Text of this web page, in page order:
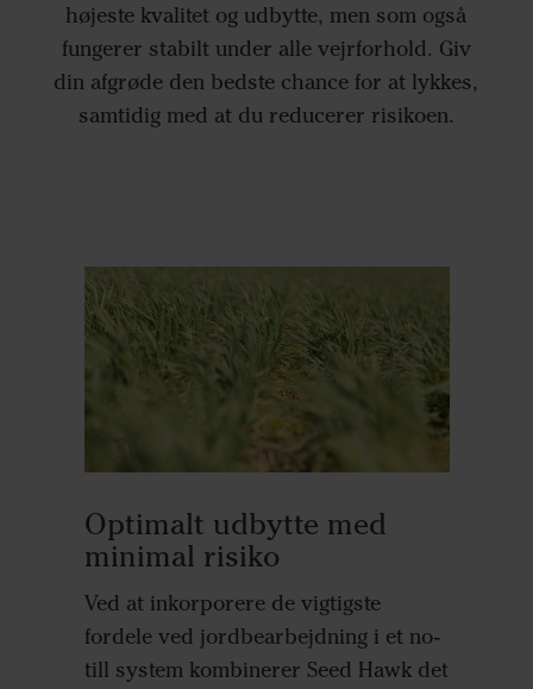
højeste kvalitet og udbytte, men som også
fungerer stabilt under alle vejrforhold. Giv
din afgrøde den bedste chance for at lykkes,
samtidig med at du reducerer risikoen.
Optimalt udbytte med
minimal risiko
Ved at inkorporere de vigtigste
fordele ved jordbearbejdning i et no-
till system kombinerer Seed Hawk det